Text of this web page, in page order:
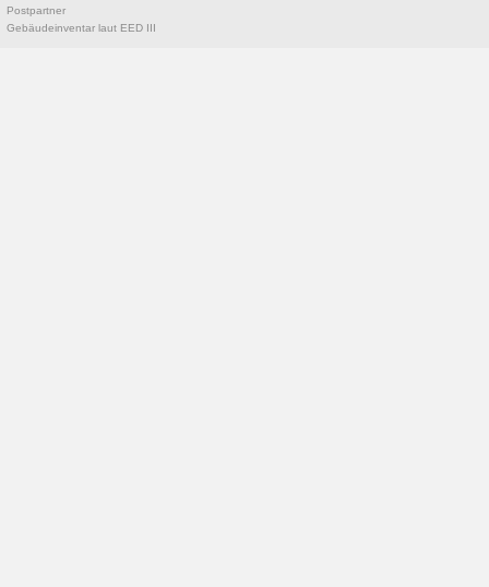
Postpartner
Gebäudeinventar laut EED III